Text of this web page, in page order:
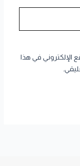
الإلكتروني في هذا